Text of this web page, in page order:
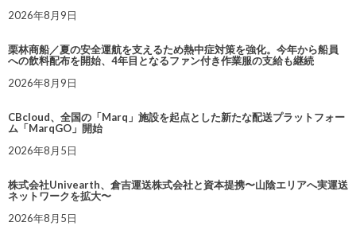
2026年8月9日
栗林商船／夏の安全運航を支えるため熱中症対策を強化。今年から船員
への飲料配布を開始、4年目となるファン付き作業服の支給も継続
2026年8月9日
CBcloud、全国の「Marq」施設を起点とした新たな配送プラットフォー
ム「MarqGO」開始
2026年8月5日
株式会社Univearth、倉吉運送株式会社と資本提携〜山陰エリアへ実運送
ネットワークを拡大〜
2026年8月5日